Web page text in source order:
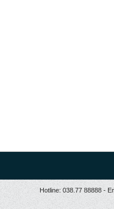
Hotline: 038.77 88888 -